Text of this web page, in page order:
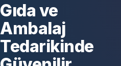
Gıda ve
Ambalaj
Tedarikinde